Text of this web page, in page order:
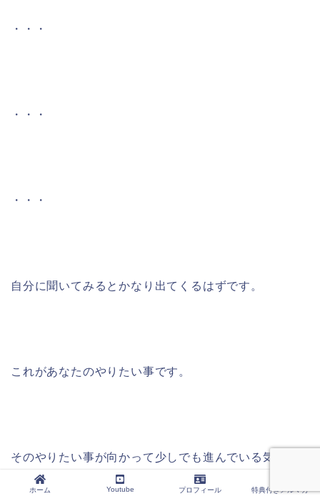
・・・
・・・
・・・
自分に聞いてみるとかなり出てくるはずです。
これがあなたのやりたい事です。
そのやりたい事が向かって少しでも進んでいる気分を
感じれると
ホーム Youtube プロフィール 特典付きメルマガ